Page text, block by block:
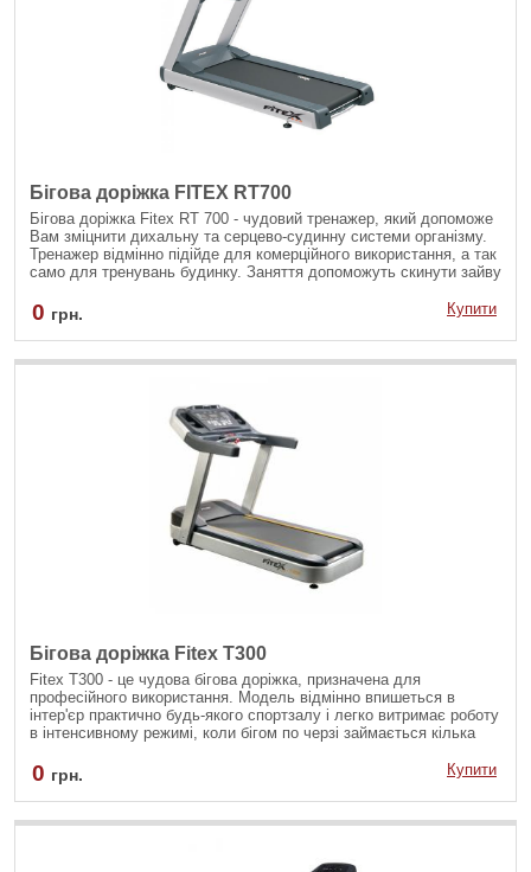
Бігова доріжка FITEX RT700
Бігова доріжка Fitex RT 700 - чудовий тренажер, який допоможе
Вам зміцнити дихальну та серцево-судинну системи організму.
Тренажер відмінно підійде для комерційного використання, а так
само для тренувань будинку. Заняття допоможуть скинути зайву
тіло в хорошій фізичній формі.
0 грн. Купити
Бігова доріжка Fitex T300
Fitex T300 - це чудова бігова доріжка, призначена для
професійного використання. Модель відмінно впишеться в
інтер'єр практично будь-якого спортзалу і легко витримає роботу
в інтенсивному режимі, коли бігом по черзі займається кілька
0 грн. Купити